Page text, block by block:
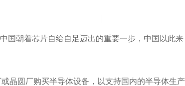
国朝着芯片自给自足迈出的重要一步，中国以此来
晶圆厂购买半导体设备，以支持国内的半导体生产